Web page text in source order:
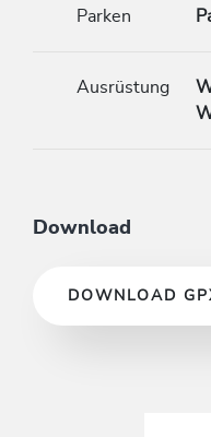
Parken
Ausrüstung
Download
DOWNLOAD